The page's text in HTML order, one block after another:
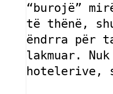
“burojë”
të thënë,
ëndrra për
lakmuar.
hotelerive,